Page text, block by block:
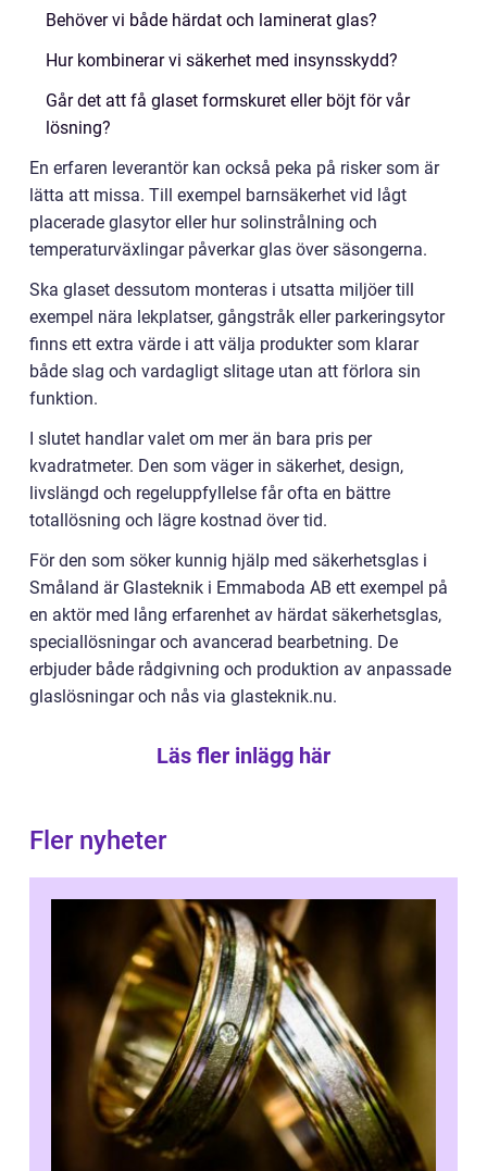
Behöver vi både härdat och laminerat glas?
Hur kombinerar vi säkerhet med insynsskydd?
Går det att få glaset formskuret eller böjt för vår
lösning?
En erfaren leverantör kan också peka på risker som är
lätta att missa. Till exempel barnsäkerhet vid lågt
placerade glasytor eller hur solinstrålning och
temperaturväxlingar påverkar glas över säsongerna.
Ska glaset dessutom monteras i utsatta miljöer till
exempel nära lekplatser, gångstråk eller parkeringsytor
finns ett extra värde i att välja produkter som klarar
både slag och vardagligt slitage utan att förlora sin
funktion.
I slutet handlar valet om mer än bara pris per
kvadratmeter. Den som väger in säkerhet, design,
livslängd och regeluppfyllelse får ofta en bättre
totallösning och lägre kostnad över tid.
För den som söker kunnig hjälp med säkerhetsglas i
Småland är Glasteknik i Emmaboda AB ett exempel på
en aktör med lång erfarenhet av härdat säkerhetsglas,
speciallösningar och avancerad bearbetning. De
erbjuder både rådgivning och produktion av anpassade
glaslösningar och nås via glasteknik.nu.
Läs fler inlägg här
Fler nyheter